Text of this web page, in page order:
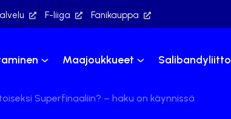
F-liiga Fanikauppa
Maajoukkueet Salibandyliitto
Superfinaaliin? – haku on käynnissä